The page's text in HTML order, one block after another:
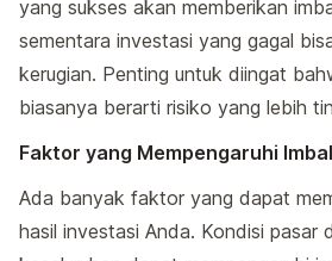
yang sukses akan memberikan
sementara investasi yang gagal
kerugian. Penting untuk diingat
biasanya berarti risiko yang lebih
Faktor yang Mempengaruhi
Ada banyak faktor yang dapat
hasil investasi Anda. Kondisi pasar